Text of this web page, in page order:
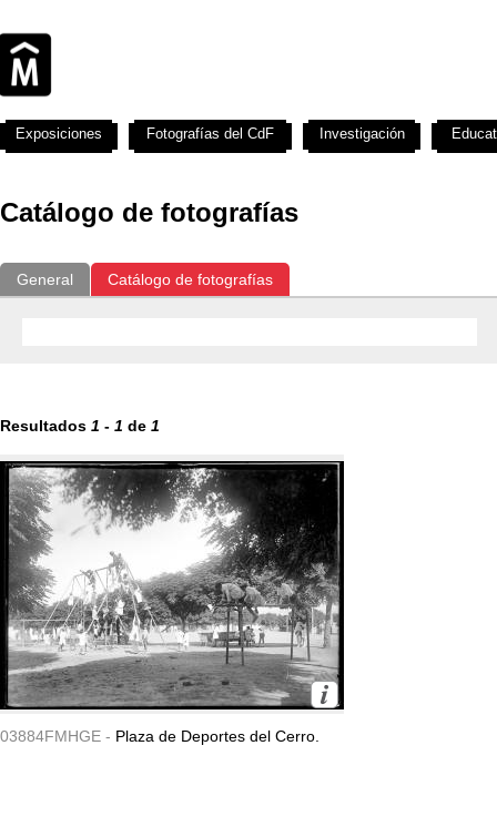
Catálogo de fotografías
General Catálogo de fotografías
Resultados 1 - 1 de 1
03884FMHGE - Plaza de Deportes del Cerro.
Exposiciones Fotografías del CdF Investigación